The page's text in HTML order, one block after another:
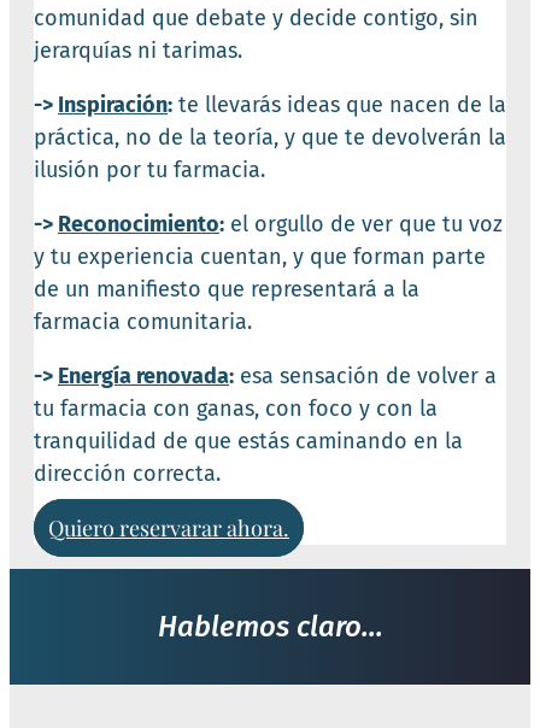
comunidad que debate y decide contigo, sin
jerarquías ni tarimas.
-> Inspiración: te llevarás ideas que nacen de la
práctica, no de la teoría, y que te devolverán la
ilusión por tu farmacia.
-> Reconocimiento: el orgullo de ver que tu voz
y tu experiencia cuentan, y que forman parte
de un manifiesto que representará a la
farmacia comunitaria.
-> Energía renovada: esa sensación de volver a
tu farmacia con ganas, con foco y con la
tranquilidad de que estás caminando en la
dirección correcta.
Quiero reservarar ahora.
Hablemos claro...